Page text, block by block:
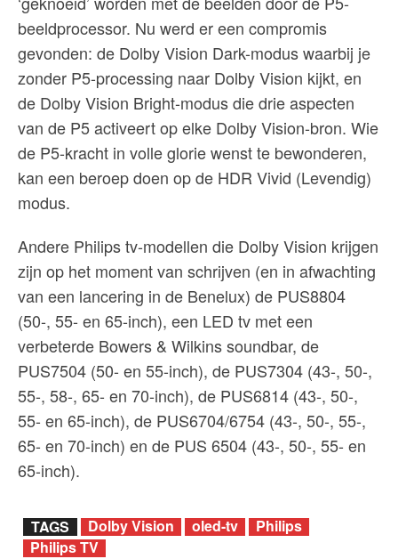
beeldprocessor. Nu werd er een compromis
gevonden: de Dolby Vision Dark-modus waarbij je
zonder P5-processing naar Dolby Vision kijkt, en
de Dolby Vision Bright-modus die drie aspecten
van de P5 activeert op elke Dolby Vision-bron. Wie
de P5-kracht in volle glorie wenst te bewonderen,
kan een beroep doen op de HDR Vivid (Levendig)
modus.
Andere Philips tv-modellen die Dolby Vision krijgen
zijn op het moment van schrijven (en in afwachting
van een lancering in de Benelux) de PUS8804
(50-, 55- en 65-inch), een LED tv met een
verbeterde Bowers & Wilkins soundbar, de
PUS7504 (50- en 55-inch), de PUS7304 (43-, 50-,
55-, 58-, 65- en 70-inch), de PUS6814 (43-, 50-,
55- en 65-inch), de PUS6704/6754 (43-, 50-, 55-,
65- en 70-inch) en de PUS 6504 (43-, 50-, 55- en
65-inch).
TAGS Dolby Vision oled-tv
Philips
Philips TV